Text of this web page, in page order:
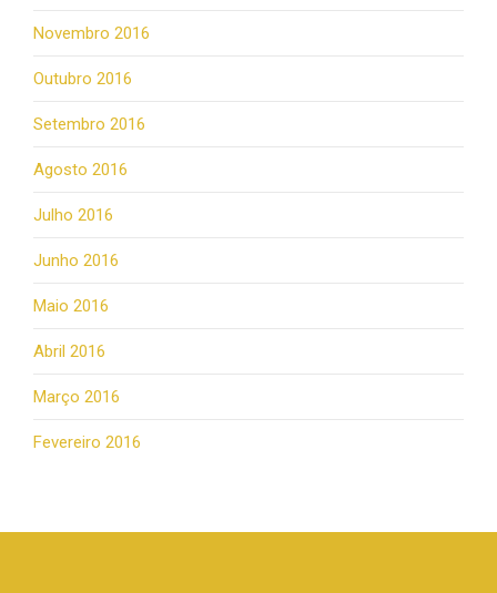
Novembro 2016
Outubro 2016
Setembro 2016
Agosto 2016
Julho 2016
Junho 2016
Maio 2016
Abril 2016
Março 2016
Fevereiro 2016